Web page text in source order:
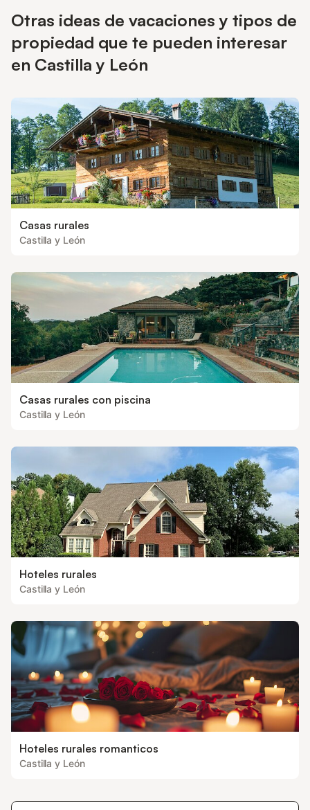
Otras ideas de vacaciones y tipos de
propiedad que te pueden interesar
en Castilla y León
Casas rurales
Castilla y León
Casas rurales con piscina
Castilla y León
Hoteles rurales
Castilla y León
Hoteles rurales romanticos
Castilla y León